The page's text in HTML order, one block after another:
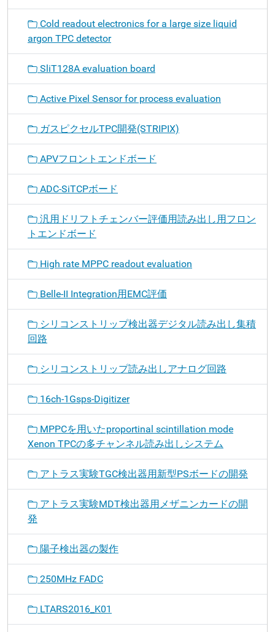
Cold readout electronics for a large size liquid
argon TPC detector
SliT128A evaluation board
Active Pixel Sensor for process evaluation
ガスピクセルTPC開発(STRIPIX)
APVフロントエンドボード
ADC-SiTCPボード
汎用ドリフトチェンバー評価用読み出し用フロン
トエンドボード
High rate MPPC readout evaluation
Belle-II Integration用EMC評価
シリコンストリップ検出器デジタル読み出し集積
回路
シリコンストリップ読み出しアナログ回路
16ch-1Gsps-Digitizer
MPPCを用いたproportinal scintillation mode
Xenon TPCの多チャンネル読み出しシステム
アトラス実験TGC検出器用新型PSボードの開発
アトラス実験MDT検出器用メザニンカードの開
発
陽子検出器の製作
250MHz FADC
LTARS2016_K01